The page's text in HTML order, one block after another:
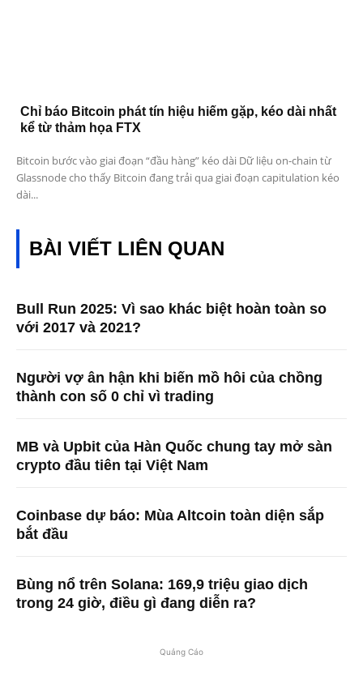
Chỉ báo Bitcoin phát tín hiệu hiếm gặp, kéo dài nhất
kể từ thảm họa FTX
Bitcoin bước vào giai đoạn “đầu hàng” kéo dài Dữ liệu on-chain từ
Glassnode cho thấy Bitcoin đang trải qua giai đoạn capitulation kéo
dài...
BÀI VIẾT LIÊN QUAN
Bull Run 2025: Vì sao khác biệt hoàn toàn so
với 2017 và 2021?
Người vợ ân hận khi biến mồ hôi của chồng
thành con số 0 chỉ vì trading
MB và Upbit của Hàn Quốc chung tay mở sàn
crypto đầu tiên tại Việt Nam
Coinbase dự báo: Mùa Altcoin toàn diện sắp
bắt đầu
Bùng nổ trên Solana: 169,9 triệu giao dịch
trong 24 giờ, điều gì đang diễn ra?
Quảng Cáo